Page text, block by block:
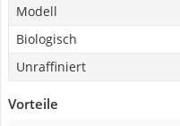
Modell
Biologisch
Unraffiniert
Vorteile